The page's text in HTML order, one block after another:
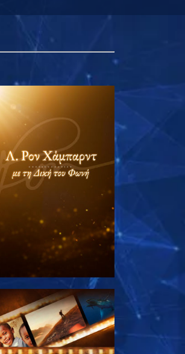
ΕΞΕΡΕΥΝΗΣΤΕ ΤΗ ΣΕΙΡΑ